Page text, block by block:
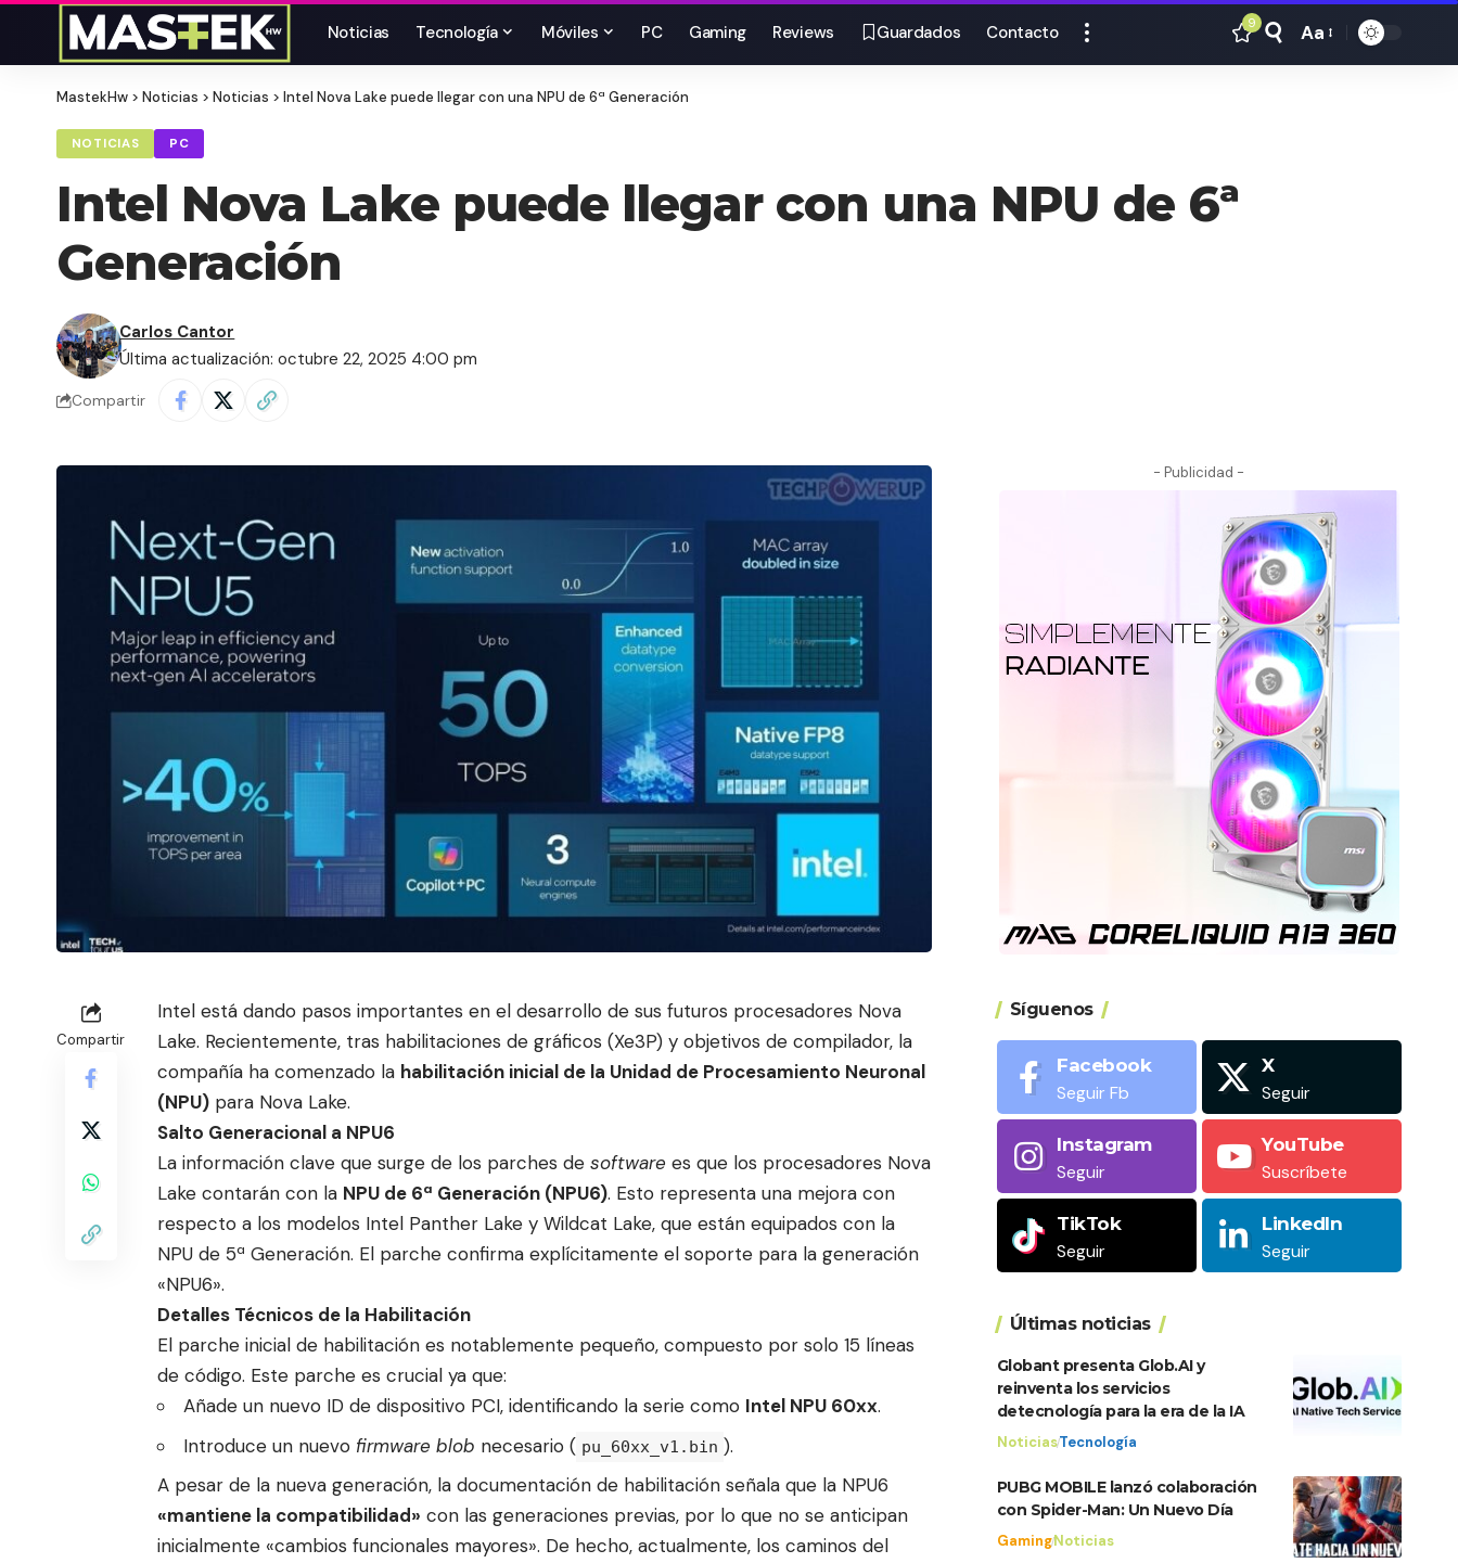
Noticias Tecnología Móviles PC Gaming Reviews Guardados Contacto 9
Tamaño
Aa
MastekHw > Noticias > Noticias > Intel Nova Lake puede llegar con una NPU de 6ª Generación
NOTICIAS PC
Intel Nova Lake puede llegar con una NPU de 6ª
Generación
Última actualización: octubre 22, 2025 4:00 pm
Carlos Cantor
Compartir
Compartir
Intel está dando pasos importantes en el desarrollo de sus futuros procesadores Nova
Lake. Recientemente, tras habilitaciones de gráficos (Xe3P) y objetivos de compilador, la
compañía ha comenzado la habilitación inicial de la Unidad de Procesamiento Neuronal
(NPU) para Nova Lake.
Salto Generacional a NPU6
La información clave que surge de los parches de software es que los procesadores Nova
Lake contarán con la NPU de 6ª Generación (NPU6). Esto representa una mejora con
respecto a los modelos Intel Panther Lake y Wildcat Lake, que están equipados con la
NPU de 5ª Generación. El parche confirma explícitamente el soporte para la generación
«NPU6».
Detalles Técnicos de la Habilitación
El parche inicial de habilitación es notablemente pequeño, compuesto por solo 15 líneas
de código. Este parche es crucial ya que:
Añade un nuevo ID de dispositivo PCI, identificando la serie como Intel NPU 60xx.
Introduce un nuevo firmware blob necesario ( pu_60xx_v1.bin ).
A pesar de la nueva generación, la documentación de habilitación señala que la NPU6
«mantiene la compatibilidad» con las generaciones previas, por lo que no se anticipan
inicialmente «cambios funcionales mayores». De hecho, actualmente, los caminos del
- Publicidad -
Síguenos
Facebook
Seguir Fb
X
Seguir
Instagram
Seguir
YouTube
Suscríbete
TikTok
Seguir
LinkedIn
Seguir
Últimas noticias
Globant presenta Glob.AI y
reinventa los servicios
detecnología para la era de la IA
NoticiasTecnología
PUBG MOBILE lanzó colaboración
con Spider-Man: Un Nuevo Día
GamingNoticias